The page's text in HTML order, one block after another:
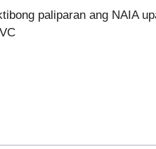
paliparan ang NAIA